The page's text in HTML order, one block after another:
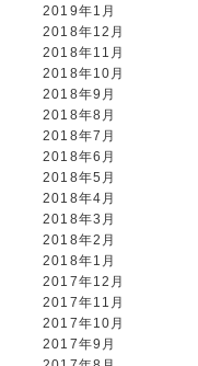
2019年1月
2018年12月
2018年11月
2018年10月
2018年9月
2018年8月
2018年7月
2018年6月
2018年5月
2018年4月
2018年3月
2018年2月
2018年1月
2017年12月
2017年11月
2017年10月
2017年9月